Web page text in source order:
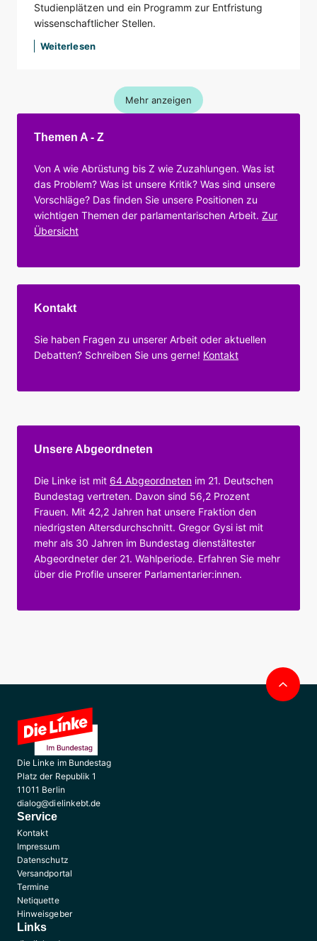
Studienplätzen und ein Programm zur Entfristung
wissenschaftlicher Stellen.
Weiterlesen
Mehr anzeigen
Themen A - Z
Von A wie Abrüstung bis Z wie Zuzahlungen. Was ist
das Problem? Was ist unsere Kritik? Was sind unsere
Vorschläge? Das finden Sie unsere Positionen zu
wichtigen Themen der parlamentarischen Arbeit. Zur
Übersicht
Kontakt
Sie haben Fragen zu unserer Arbeit oder aktuellen
Debatten? Schreiben Sie uns gerne! Kontakt
Unsere Abgeordneten
Die Linke ist mit 64 Abgeordneten im 21. Deutschen
Bundestag vertreten. Davon sind 56,2 Prozent
Frauen. Mit 42,2 Jahren hat unsere Fraktion den
niedrigsten Altersdurchschnitt. Gregor Gysi ist mit
mehr als 30 Jahren im Bundestag dienstältester
Abgeordneter der 21. Wahlperiode. Erfahren Sie mehr
über die Profile unserer Parlamentarier:innen.
Die Linke im Bundestag
Platz der Republik 1
11011 Berlin
dialog@dielinkebt.de
Service
Kontakt
Impressum
Datenschutz
Versandportal
Termine
Netiquette
Hinweisgeber
Links